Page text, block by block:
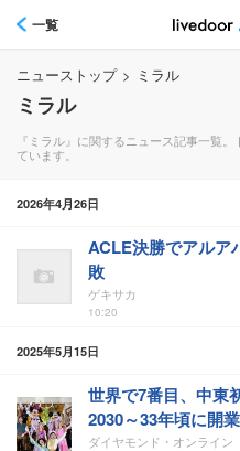
一覧
ニューストップ > ミラル
ミラル
『ミラル』に関するニュース記事一覧
ています。
2026年4月26日
ACLE決勝でアルア
敗
ゲキサカ
10:20
2025年5月15日
世界で7番目、中東
2030～33年頃に開
ダイヤモンド・オンライン